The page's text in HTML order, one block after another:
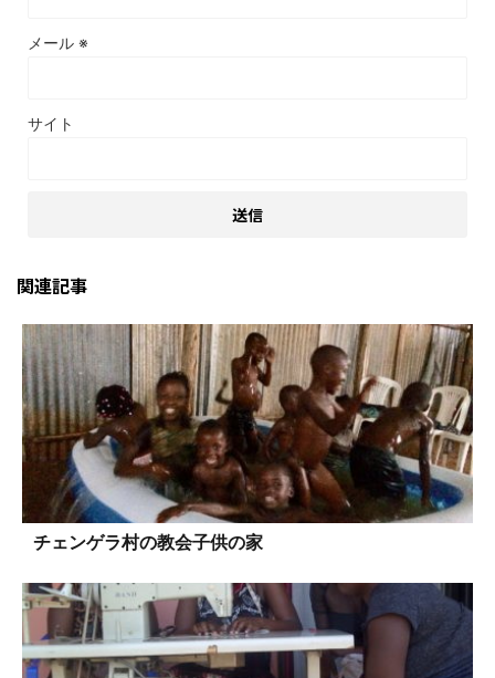
メール ※
サイト
関連記事
チェンゲラ村の教会子供の家